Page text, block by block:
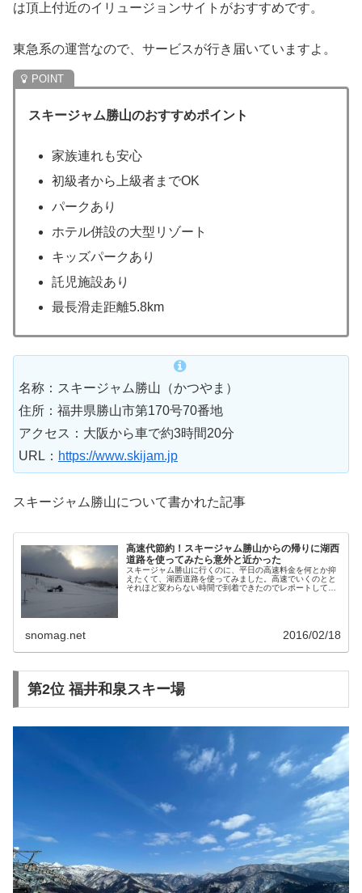
は頂上付近のイリュージョンサイトがおすすめです。
東急系の運営なので、サービスが行き届いていますよ。
スキージャム勝山のおすすめポイント
家族連れも安心
初級者から上級者までOK
パークあり
ホテル併設の大型リゾート
キッズパークあり
託児施設あり
最長滑走距離5.8km
名称：スキージャム勝山（かつやま）
住所：福井県勝山市第170号70番地
アクセス：大阪から車で約3時間20分
URL： https://www.skijam.jp
スキージャム勝山について書かれた記事
高速代節約！スキージャム勝山からの帰りに湖西
道路を使ってみたら意外と近かった
スキージャム勝山に行くのに、平日の高速料金を何とか抑
えたくて、湖西道路を使ってみました。高速でいくのとと
それほど変わらない時間で到着できたのでレポートしてみ
snomag.net 2016/02/18
第2位 福井和泉スキー場